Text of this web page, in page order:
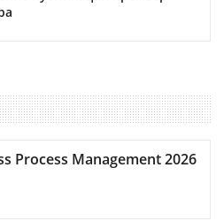
Process Management 2026